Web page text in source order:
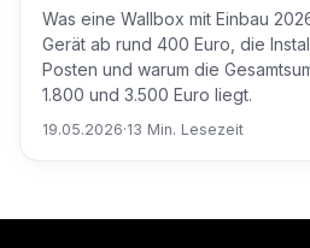
Was eine Wallbox mit Einbau
Gerät ab rund 400 Euro, die
Posten und warum die
1.800 und 3.500 Euro liegt.
19.05.2026·13 Min. Lesezeit